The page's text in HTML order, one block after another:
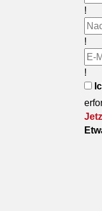
!
!
!